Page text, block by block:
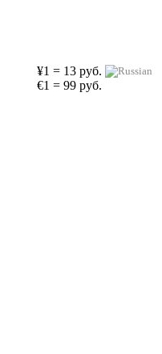
¥1 = 13 руб.
€1 = 99 руб.